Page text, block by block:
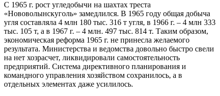
С 1965 г. рост угледобычи на шахтах треста
«Нововолынскуголь» замедлился. В 1965 году общая добыча
угля составляла 4 млн 180 тыс. 316 т угля, в 1966 г. – 4 млн 333
тыс. 105 т, а в 1967 г. – 4 млн. 497 тыс. 814 т. Таким образом,
экономическая реформа 1965 г. не принесла желаемого
результата. Министерства и ведомства довольно быстро свели
на нет хозрасчет, ликвидировали самостоятельность
предприятий. Система директивного планирования и
командного управления хозяйством сохранилось, а в
отдельных элементах даже усилилось.